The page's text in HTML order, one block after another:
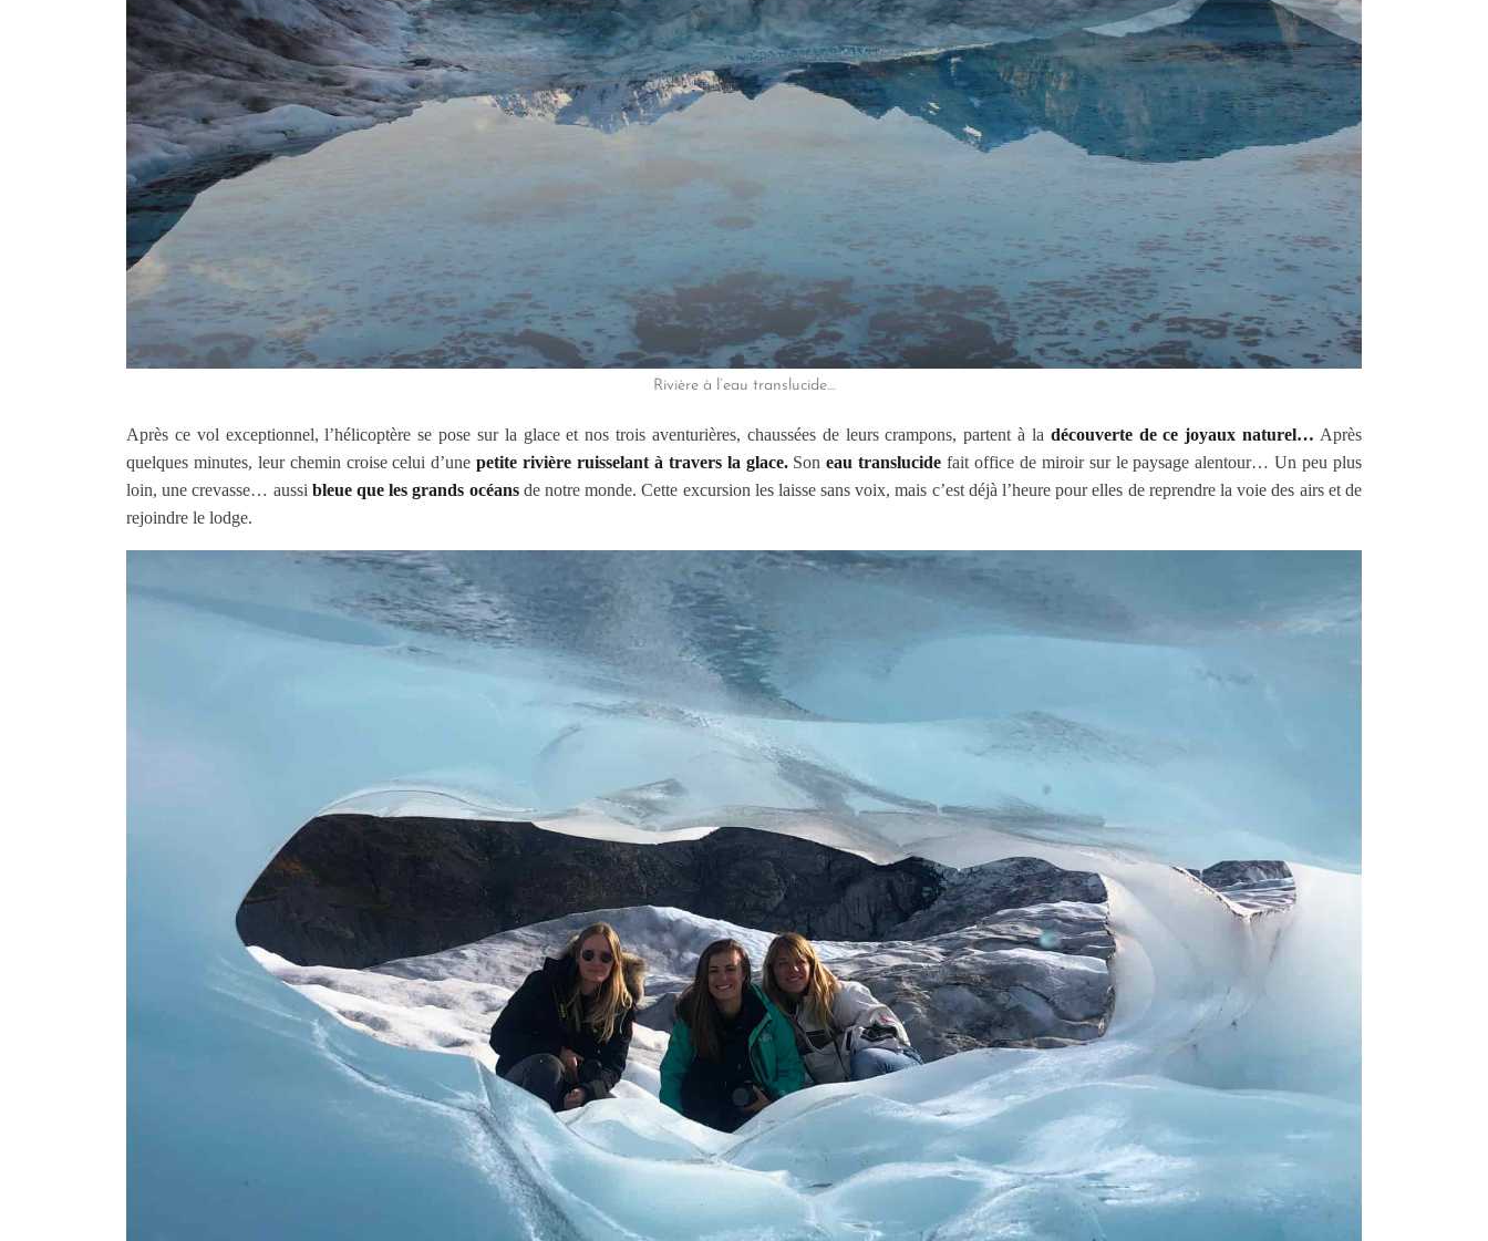
Rivière à l’eau translucide…
Après ce vol exceptionnel, l’hélicoptère se pose sur la glace et nos trois aventurières, chaussées de leurs crampons, partent à la découverte de ce joyaux naturel… Après
quelques minutes, leur chemin croise celui d’unepetite rivière ruisselant à travers la glace.Soneau translucide fait office de miroir sur le paysage alentour… Un peu plus
loin, une crevasse… aussi bleue que les grands océansde notre monde. Cette excursion les laisse sans voix, mais c’est déjà l’heure pour elles de reprendre la voie des airs et de
rejoindre le lodge.